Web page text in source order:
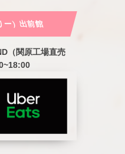
ー）出前館
（関原工場直売